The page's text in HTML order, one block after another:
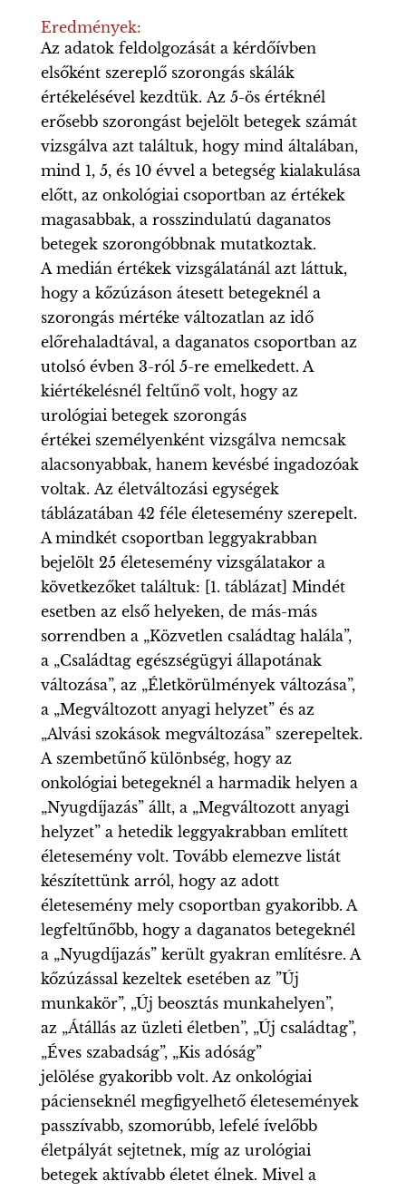
Eredmények:
Az adatok feldolgozását a kérdőívben
elsőként szereplő szorongás skálák
értékelésével kezdtük. Az 5-ös értéknél
erősebb szorongást bejelölt betegek számát
vizsgálva azt találtuk, hogy mind általában,
mind 1, 5, és 10 évvel a betegség kialakulása
előtt, az onkológiai csoportban az értékek
magasabbak, a rosszindulatú daganatos
betegek szorongóbbnak mutatkoztak.
A medián értékek vizsgálatánál azt láttuk,
hogy a kőzúzáson átesett betegeknél a
szorongás mértéke változatlan az idő
előrehaladtával, a daganatos csoportban az
utolsó évben 3-ról 5-re emelkedett. A
kiértékelésnél feltűnő volt, hogy az
urológiai betegek szorongás
értékei személyenként vizsgálva nemcsak
alacsonyabbak, hanem kevésbé ingadozóak
voltak. Az életváltozási egységek
táblázatában 42 féle életesemény szerepelt.
A mindkét csoportban leggyakrabban
bejelölt 25 életesemény vizsgálatakor a
következőket találtuk: [1. táblázat] Mindét
esetben az első helyeken, de más-más
sorrendben a „Közvetlen családtag halála”,
a „Családtag egészségügyi állapotának
változása”, az „Életkörülmények változása”,
a „Megváltozott anyagi helyzet” és az
„Alvási szokások megváltozása” szerepeltek.
A szembetűnő különbség, hogy az
onkológiai betegeknél a harmadik helyen a
„Nyugdíjazás” állt, a „Megváltozott anyagi
helyzet” a hetedik leggyakrabban említett
életesemény volt. Tovább elemezve listát
készítettünk arról, hogy az adott
életesemény mely csoportban gyakoribb. A
legfeltűnőbb, hogy a daganatos betegeknél
a „Nyugdíjazás” került gyakran említésre. A
kőzúzással kezeltek esetében az ”Új
munkakör”, „Új beosztás munkahelyen”,
az „Átállás az üzleti életben”, „Új családtag”,
„Éves szabadság”, „Kis adóság”
jelölése gyakoribb volt. Az onkológiai
pácienseknél megfigyelhető életesemények
passzívabb, szomorúbb, lefelé ívelőbb
életpályát sejtetnek, míg az urológiai
betegek aktívabb életet élnek. Mivel a